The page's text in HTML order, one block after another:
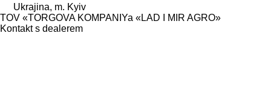
Ukrajina, m. Kyiv
TOV «TORGOVA KOMPANIYa «LAD I MIR AGRO»
Kontakt s dealerem